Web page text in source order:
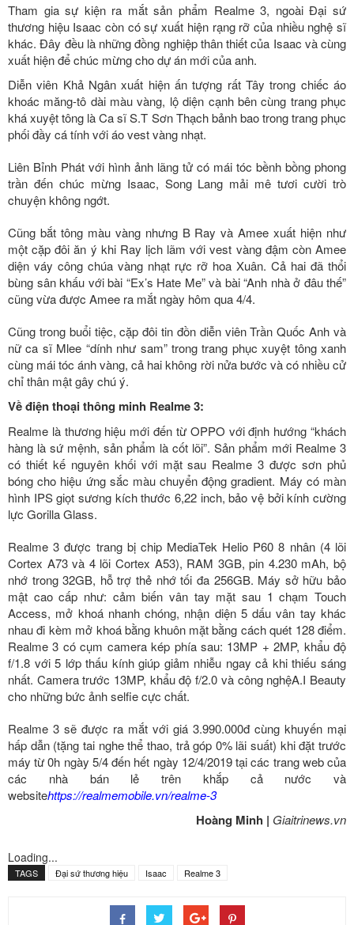
Tham gia sự kiện ra mắt sản phẩm Realme 3, ngoài Đại sứ
thương hiệu Isaac còn có sự xuất hiện rạng rỡ của nhiều nghệ sĩ
khác. Đây đều là những đồng nghiệp thân thiết của Isaac và cùng
xuất hiện để chúc mừng cho dự án mới của anh.
Diễn viên Khả Ngân xuất hiện ấn tượng rất Tây trong chiếc áo
khoác măng-tô dài màu vàng, lộ diện cạnh bên cùng trang phục
khá xuyệt tông là Ca sĩ S.T Sơn Thạch bảnh bao trong trang phục
phối đầy cá tính với áo vest vàng nhạt.
Liên Bỉnh Phát với hình ảnh lãng tử có mái tóc bềnh bồng phong
trần đến chúc mừng Isaac, Song Lang mải mê tươi cười trò
chuyện không ngớt.
Cũng bắt tông màu vàng nhưng B Ray và Amee xuất hiện như
một cặp đôi ăn ý khi Ray lịch lãm với vest vàng đậm còn Amee
diện váy công chúa vàng nhạt rực rỡ hoa Xuân. Cả hai đã thổi
bùng sân khấu với bài “Ex’s Hate Me” và bài “Anh nhà ở đâu thế”
cũng vừa được Amee ra mắt ngày hôm qua 4/4.
Cũng trong buổi tiệc, cặp đôi tin đồn diễn viên Trần Quốc Anh và
nữ ca sĩ Mlee “dính như sam” trong trang phục xuyệt tông xanh
cùng mái tóc ánh vàng, cả hai không rời nửa bước và có nhiều cử
chỉ thân mật gây chú ý.
Về điện thoại thông minh Realme 3:
Realme là thương hiệu mới đến từ OPPO với định hướng “khách
hàng là sứ mệnh, sản phẩm là cốt lõi”. Sản phẩm mới Realme 3
có thiết kế nguyên khối với mặt sau Realme 3 được sơn phủ
bóng cho hiệu ứng sắc màu chuyển động gradient. Máy có màn
hình IPS giọt sương kích thước 6,22 inch, bảo vệ bởi kính cường
lực Gorilla Glass.
Realme 3 được trang bị chip MediaTek Helio P60 8 nhân (4 lõi
Cortex A73 và 4 lõi Cortex A53), RAM 3GB, pin 4.230 mAh, bộ
nhớ trong 32GB, hỗ trợ thẻ nhớ tối đa 256GB. Máy sở hữu bảo
mật cao cấp như: cảm biến vân tay mặt sau 1 chạm Touch
Access, mở khoá nhanh chóng, nhận diện 5 dấu vân tay khác
nhau đi kèm mở khoá bằng khuôn mặt bằng cách quét 128 điểm.
Realme 3 có cụm camera kép phía sau: 13MP + 2MP, khẩu độ
f/1.8 với 5 lớp thấu kính giúp giảm nhiễu ngay cả khi thiếu sáng
nhất. Camera trước 13MP, khẩu độ f/2.0 và công nghệA.I Beauty
cho những bức ảnh selfie cực chất.
Realme 3 sẽ được ra mắt với giá 3.990.000đ cùng khuyến mại
hấp dẫn (tặng tai nghe thể thao, trả góp 0% lãi suất) khi đặt trước
máy từ 0h ngày 5/4 đến hết ngày 12/4/2019 tại các trang web của
các nhà bán lẻ trên khắp cả nước và
websitehttps://realmemobile.vn/realme-3
Hoàng Minh | Giaitrinews.vn
Loading...
TAGS Đại sứ thương hiệu Isaac Realme 3